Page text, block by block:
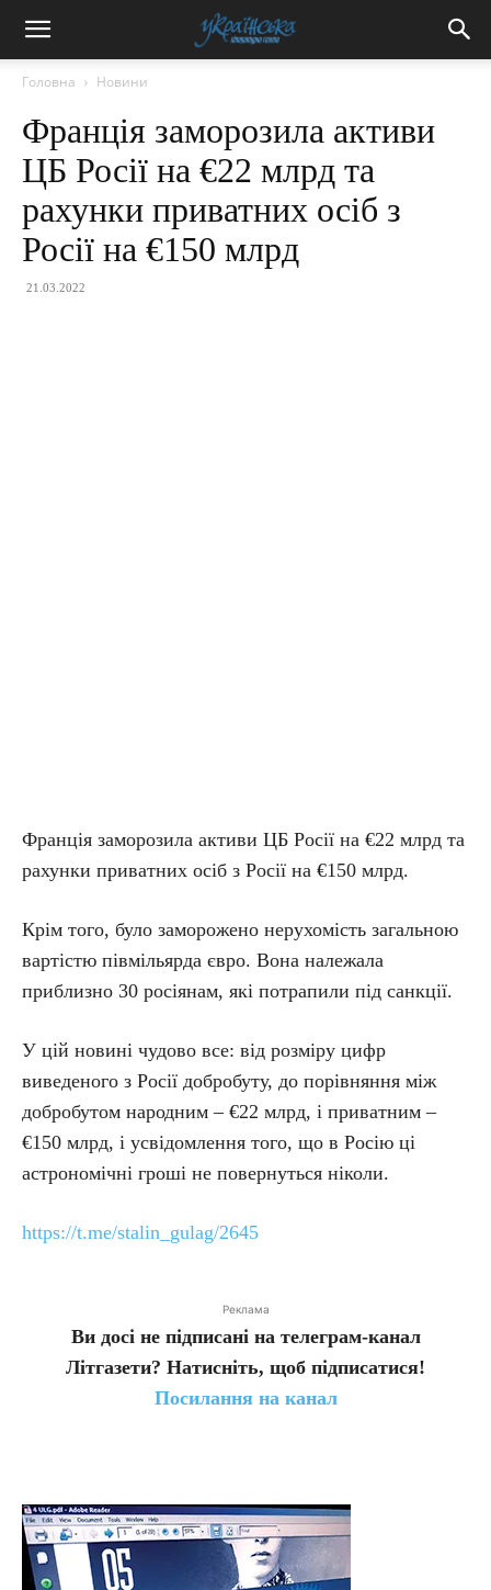
Головна Новини
Франція заморозила активи
ЦБ Росії на €22 млрд та
рахунки приватних осіб з
Росії на €150 млрд
21.03.2022
Франція заморозила активи ЦБ Росії на €22 млрд та
рахунки приватних осіб з Росії на €150 млрд.
Крім того, було заморожено нерухомість загальною
вартістю півмільярда євро. Вона належала
приблизно 30 росіянам, які потрапили під санкції.
У цій новині чудово все: від розміру цифр
виведеного з Росії добробуту, до порівняння між
добробутом народним – €22 млрд, і приватним –
€150 млрд, і усвідомлення того, що в Росію ці
астрономічні гроші не повернуться ніколи.
https://t.me/stalin_gulag/2645
Реклама
Ви досі не підписані на телеграм-канал
Літгазети? Натисніть, щоб підписатися!
Посилання на канал